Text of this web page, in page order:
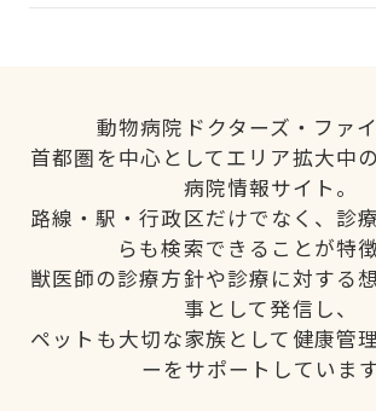
動物病院ドクターズ・ファイ
首都圏を中心としてエリア拡大中
病院情報サイト。
路線・駅・行政区だけでなく、診
らも検索できることが特徴
獣医師の診療方針や診療に対する
事として発信し、
ペットも大切な家族として健康管
ーをサポートしています